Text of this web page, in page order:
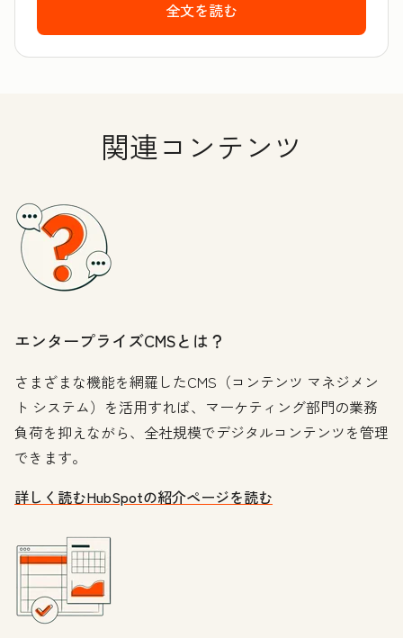
全文を読む
関連コンテンツ
エンタープライズCMSとは？
さまざまな機能を網羅したCMS（コンテンツ マネジメン
ト システム）を活用すれば、マーケティング部門の業務
負荷を抑えながら、全社規模でデジタルコンテンツを管理
できます。
詳しく読むHubSpotの紹介ページを読む